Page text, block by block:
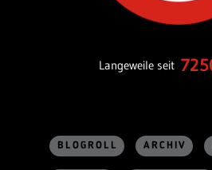
Langeweile seit
BLOGROLL ARCHIV